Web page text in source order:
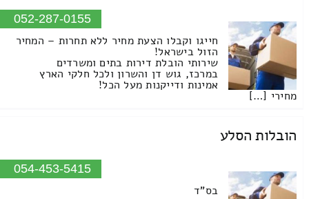
052-287-0155
חייגו וקבלו הצעת מחיר ללא תחרות – המחיר
הזול בישראל!
שירותי הובלת דירות בתים ומשרדים
במרכז, גוש דן והשרון ולכל חלקי הארץ
אמינות ודייקנות מעל הכל!
מחירי […]
הובלות הסלע
054-453-5415
בס"ד